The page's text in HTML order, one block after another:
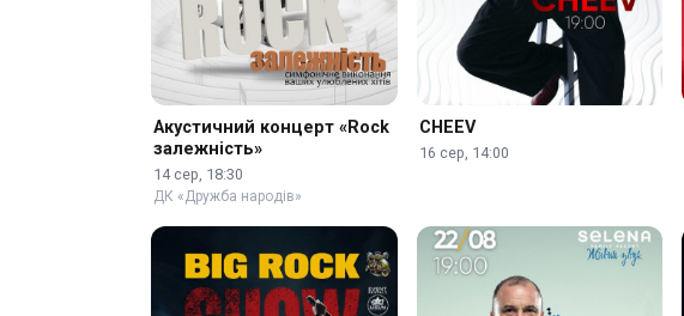
Акустичний концерт «Rock
залежність»
14 сер, 18:30
ДК «Дружба народів»
CHEEV
16 сер, 14:00